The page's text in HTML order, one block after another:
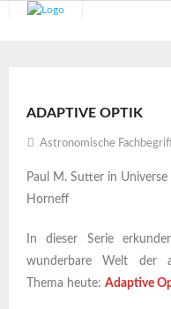
Verein
Blog
Anfahrt
ADAPTIVE OPTIK
Astronomische
Paul M. Sutter in
Horneff
In dieser Serie
wunderbare Welt der
Thema heute: Adaptive